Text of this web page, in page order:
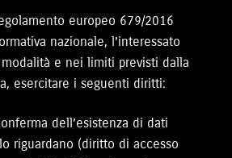
europeo 679/2016
nazionale, l’interessato
e nei limiti previsti dalla
esercitare i seguenti diritti:
dell’esistenza di dati
riguardano (diritto di accesso